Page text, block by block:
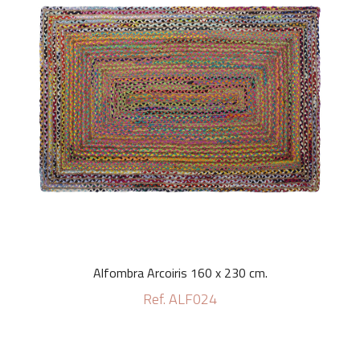
Alfombra Arcoiris 160 x 230 cm.
Ref. ALF024